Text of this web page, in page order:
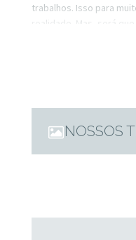
trabalhos. Isso para
realidade. Mas, será
NOSSOS